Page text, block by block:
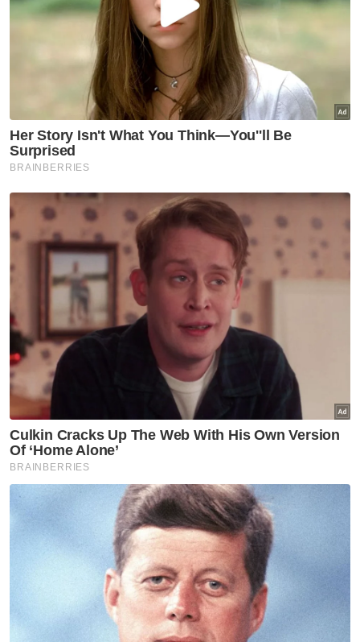
kebiasaan sehingga menimbulkan perdebatan hangat dalam
kalangan masyarakat.
Menurut beliau, sebagai wakil keluarga Tok
Kenali menasihatkan kepada orang ramai
yang mahu mengunjungi kubur ulama
terkenal itu supaya menjaga adab dan akhlak
ketika berada di kawasan itu.
Ujarnya, adab itu selari dengan apa yang
diajar oleh alim ulama dengan caranya
bersopan santun dah tidak berlebih-lebihan.
"Sebab ini akan menjadi fitnah kepada
masyarakat kita sekarang. Jadi kalu boleh
jaga khususnya orang perempuan minta
tolong jangan masuk dalam pagar.
Artikel Berkaitan:
Bukan di kubur Tok Kenali saja kena jaga adab
3 individu tular rakaman video mangsa nahas